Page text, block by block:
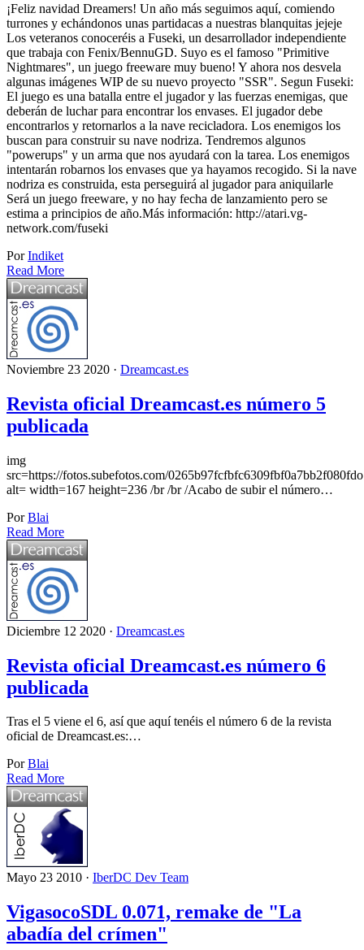
¡Feliz navidad Dreamers! Un año más seguimos aquí, comiendo
turrones y echándonos unas partidacas a nuestras blanquitas jejeje
Los veteranos conoceréis a Fuseki, un desarrollador independiente
que trabaja con Fenix/BennuGD. Suyo es el famoso "Primitive
Nightmares", un juego freeware muy bueno! Y ahora nos desvela
algunas imágenes WIP de su nuevo proyecto "SSR". Segun Fuseki:
El juego es una batalla entre el jugador y las fuerzas enemigas, que
deberán de luchar para encontrar los envases. El jugador debe
encontrarlos y retornarlos a la nave recicladora. Los enemigos los
buscan para construir su nave nodriza. Tendremos algunos
"powerups" y un arma que nos ayudará con la tarea. Los enemigos
intentarán robarnos los envases que ya hayamos recogido. Si la nave
nodriza es construida, esta perseguirá al jugador para aniquilarle
Será un juego freeware, y no hay fecha de lanzamiento pero se
estima a principios de año.Más información: http://atari.vg-
network.com/fuseki
PorIndiket
Read More
Noviembre 23 2020 · Dreamcast.es
Revista oficial Dreamcast.es número 5
publicada
img
src=https://fotos.subefotos.com/
alt= width=167 height=236 /br /br /Acabo de subir el número…
PorBlai
Read More
Diciembre 12 2020 · Dreamcast.es
Revista oficial Dreamcast.es número 6
publicada
Tras el 5 viene el 6, así que aquí tenéis el número 6 de la revista
oficial de Dreamcast.es:…
PorBlai
Read More
Mayo 23 2010 · IberDC Dev Team
VigasocoSDL 0.071, remake de "La
abadía del crímen"